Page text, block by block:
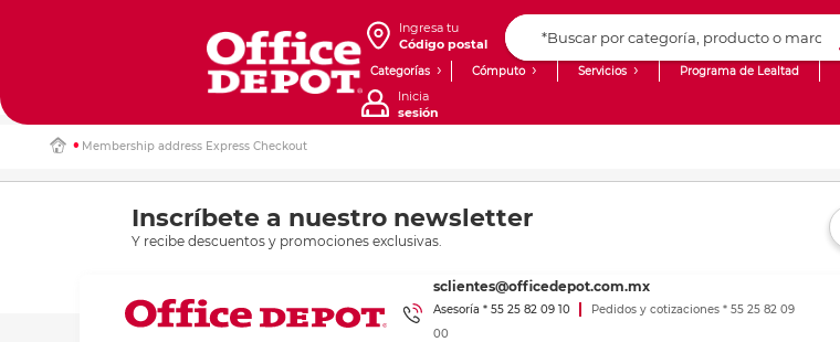
Ingresa tu
Código postal
Categorías Cómputo
Tablets
Servicios
PyME
Programa de Lealtad
Inicia
sesión
Membership address Express Checkout
Inscríbete a nuestro newsletter
Y recibe descuentos y promociones exclusivas.
sclientes@officedepot.com.mx
Asesoría * 55 25 82 09 10
Pedidos y cotizaciones * 55 25 82 09
00